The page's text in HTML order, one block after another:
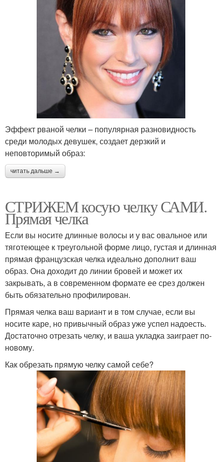
Эффект рваной челки – популярная разновидность
среди молодых девушек, создает дерзкий и
неповторимый образ:
читать дальше →
СТРИЖЕМ косую челку САМИ.
Прямая челка
Если вы носите длинные волосы и у вас овальное или
тяготеющее к треугольной форме лицо, густая и длинная
прямая французская челка идеально дополнит ваш
образ. Она доходит до линии бровей и может их
закрывать, а в современном формате ее срез должен
быть обязательно профилирован.
Прямая челка ваш вариант и в том случае, если вы
носите каре, но привычный образ уже успел надоесть.
Достаточно отрезать челку, и ваша укладка заиграет по-
новому.
Как обрезать прямую челку самой себе?